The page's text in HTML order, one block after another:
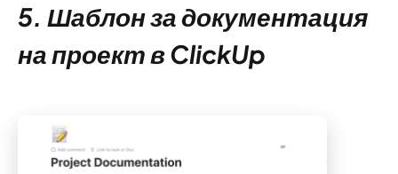
5. Шаблон за документация
на проект в ClickUp